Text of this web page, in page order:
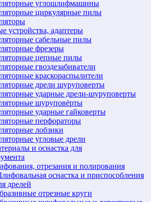
углошлифмашины
циркулярные пилы
устройства, адаптеры
сабельные пилы
фрезеры
цепные пилы
гвоздезабиватели
краскораспылители
дрели шуруповерты
ударные дрели-шуруповерты
шуруповёрты
ударные гайковерты
перфораторы
лобзики
угловые дрели
и оснастка для
отрезания и полирования
оснастка и приспособления
дрелей
отрезные круги